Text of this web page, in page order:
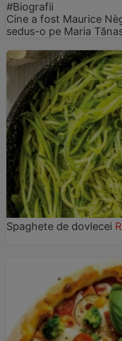
#Biografii
Cine a fost Maurice
sedus-o pe Maria
Spaghete de dovlecei